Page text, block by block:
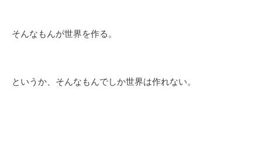
そんなもんが世界を作る。
というか、そんなもんでしか世界は作れない。